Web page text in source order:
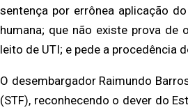
sentença por errônea aplicação
humana; que não existe prova de
leito de UTI; e pede a procedência
O desembargador Raimundo
(STF), reconhecendo o dever do